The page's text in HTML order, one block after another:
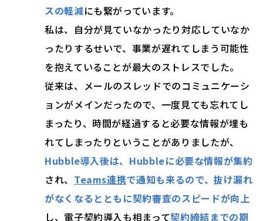
スの軽減にも繋がっています。
私は、自分が見ていなかったり対応していなか
ったりするせいで、事業が遅れてしまう可能性
を抱えていることが最大のストレスでした。
従来は、メールのスレッドでのコミュニケーシ
ョンがメインだったので、一度見ても忘れてし
まったり、時間が経過すると必要な情報が埋も
れてしまったりということがありましたが、
Hubble導入後は、Hubbleに必要な情報が集約
され、 Teams連携で通知も来るので、抜け漏れ
がなくなるとともに契約審査のスピードが向上
し、電子契約導入も相まって契約締結までの期